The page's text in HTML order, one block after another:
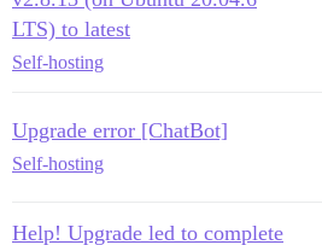
LTS) to latest
Self-hosting
Upgrade error [ChatBot]
Self-hosting
Help! Upgrade led to complete